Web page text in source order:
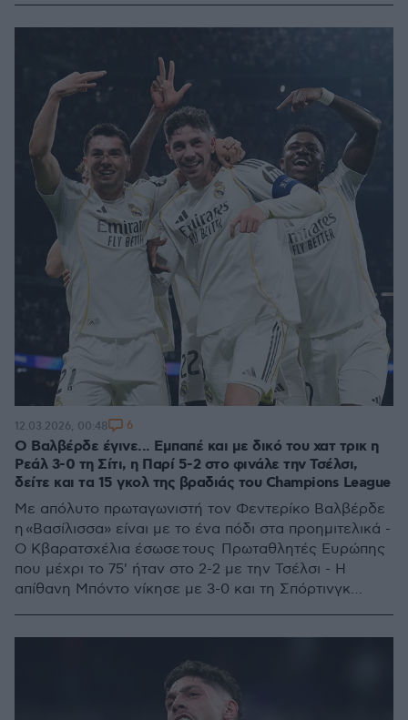
Ο Βαλβέρδε έγινε... Εμπαπέ και με δικό του χατ τρικ η
Ρεάλ 3-0 τη Σίτι, η Παρί 5-2 στο φινάλε την Τσέλσι,
δείτε και τα 15 γκολ της βραδιάς του Champions League
Με απόλυτο πρωταγωνιστή τον Φεντερίκο Βαλβέρδε
η «Βασίλισσα» είναι με το ένα πόδι στα προημιτελικά -
Ο Κβαρατσχέλια έσωσε τους Πρωταθλητές Ευρώπης
που μέχρι το 75' ήταν στο 2-2 με την Τσέλσι - Η
απίθανη Μπόντο νίκησε με 3-0 και τη Σπόρτινγκ
12.03.2026, 00:48 6